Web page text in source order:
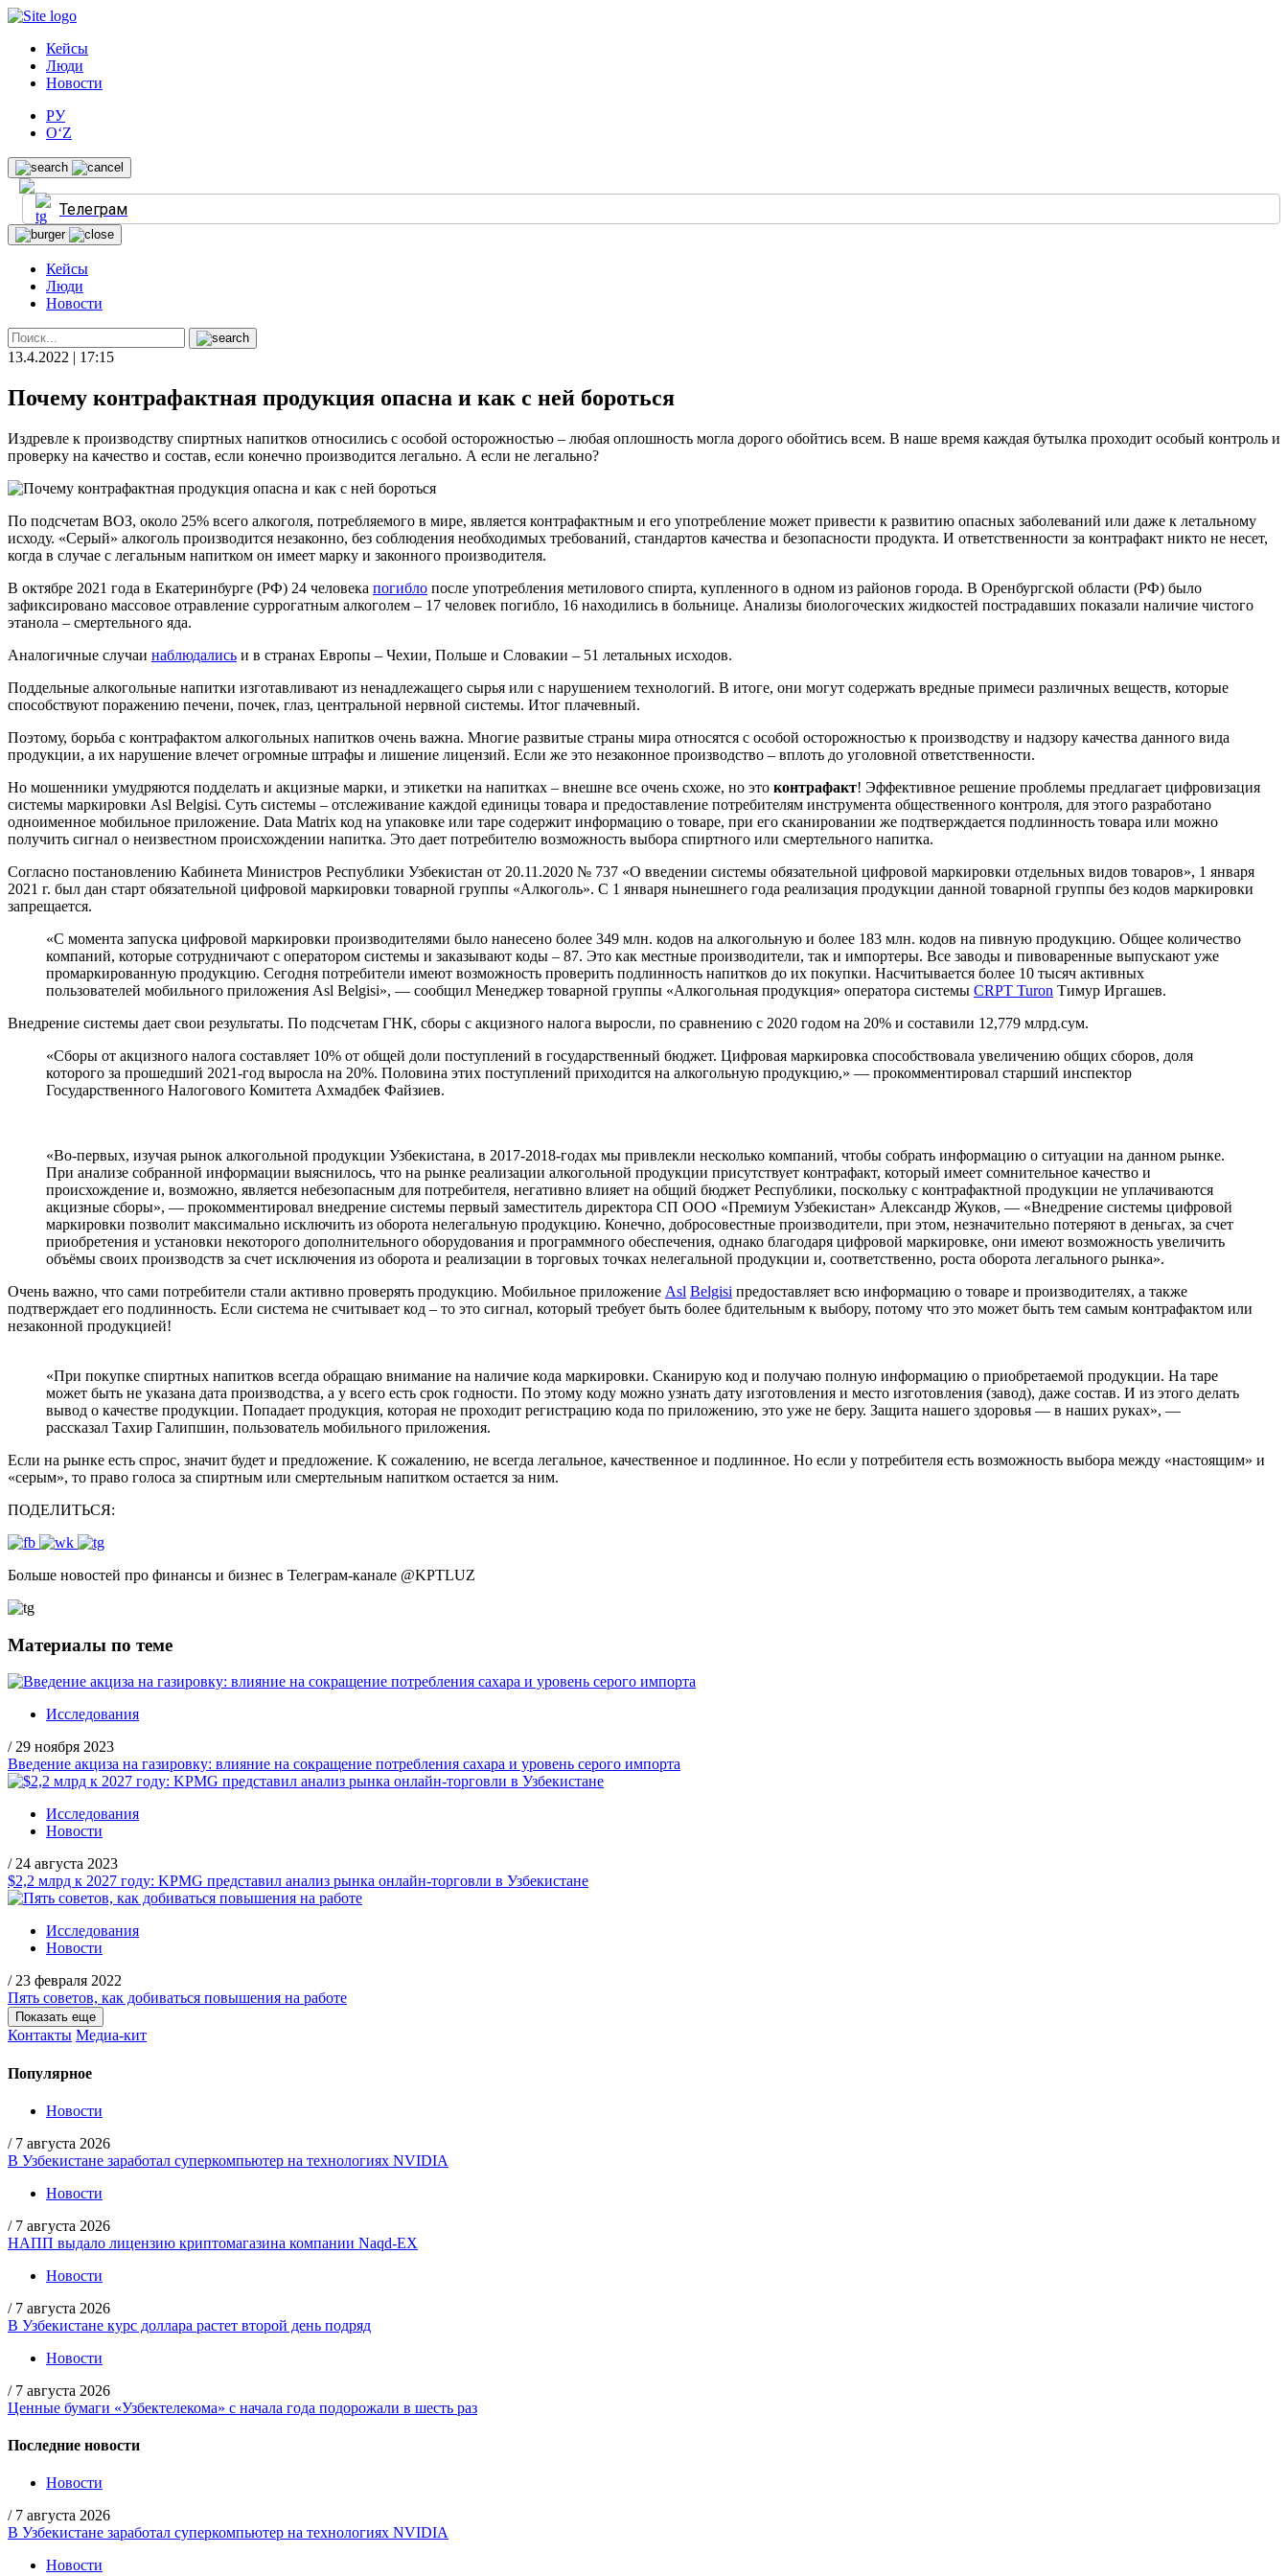
Кейсы
Люди
Новости
РУ
O‘Z
Телеграм
Кейсы
Люди
Новости
13.4.2022 | 17:15
Почему контрафактная продукция опасна и как с ней бороться
Издревле к производству спиртных напитков относились с особой осторожностью – любая оплошность могла дорого обойтись всем. В наше время каждая бутылка проходит особый контроль и
проверку на качество и состав, если конечно производится легально. А если не легально?
По подсчетам ВОЗ, около 25% всего алкоголя, потребляемого в мире, является контрафактным и его употребление может привести к развитию опасных заболеваний или даже к летальному
исходу. «Серый» алкоголь производится незаконно, без соблюдения необходимых требований, стандартов качества и безопасности продукта. И ответственности за контрафакт никто не несет,
когда в случае с легальным напитком он имеет марку и законного производителя.
В октябре 2021 года в Екатеринбурге (РФ) 24 человека погибло после употребления метилового спирта, купленного в одном из районов города. В Оренбургской области (РФ) было
зафиксировано массовое отравление суррогатным алкоголем – 17 человек погибло, 16 находились в больнице. Анализы биологоческих жидкостей пострадавших показали наличие чистого
этанола – смертельного яда.
Аналогичные случаи наблюдались и в странах Европы – Чехии, Польше и Словакии – 51 летальных исходов.
Поддельные алкогольные напитки изготавливают из ненадлежащего сырья или с нарушением технологий. В итоге, они могут содержать вредные примеси различных веществ, которые
способствуют поражению печени, почек, глаз, центральной нервной системы. Итог плачевный.
Поэтому, борьба с контрафактом алкогольных напитков очень важна. Многие развитые страны мира относятся с особой осторожностью к производству и надзору качества данного вида
продукции, а их нарушение влечет огромные штрафы и лишение лицензий. Если же это незаконное производство – вплоть до уголовной ответственности.
Но мошенники умудряются подделать и акцизные марки, и этикетки на напитках – внешне все очень схоже, но это контрафакт! Эффективное решение проблемы предлагает цифровизация
системы маркировки Asl Belgisi. Суть системы – отслеживание каждой единицы товара и предоставление потребителям инструмента общественного контроля, для этого разработано
одноименное мобильное приложение. Data Matrix код на упаковке или таре содержит информацию о товаре, при его сканировании же подтверждается подлинность товара или можно
получить сигнал о неизвестном происхождении напитка. Это дает потребителю возможность выбора спиртного или смертельного напитка.
Согласно постановлению Кабинета Министров Республики Узбекистан от 20.11.2020 № 737 «О введении системы обязательной цифровой маркировки отдельных видов товаров», 1 января
2021 г. был дан старт обязательной цифровой маркировки товарной группы «Алкоголь». С 1 января нынешнего года реализация продукции данной товарной группы без кодов маркировки
запрещается.
«С момента запуска цифровой маркировки производителями было нанесено более 349 млн. кодов на алкогольную и более 183 млн. кодов на пивную продукцию. Общее количество
компаний, которые сотрудничают с оператором системы и заказывают коды – 87. Это как местные производители, так и импортеры. Все заводы и пивоваренные выпускают уже
промаркированную продукцию. Сегодня потребители имеют возможность проверить подлинность напитков до их покупки. Насчитывается более 10 тысяч активных
пользователей мобильного приложения Asl Belgisi», — сообщил Менеджер товарной группы «Алкогольная продукция» оператора системы CRPT Turon Тимур Иргашев.
Внедрение системы дает свои результаты. По подсчетам ГНК, сборы с акцизного налога выросли, по сравнению с 2020 годом на 20% и составили 12,779 млрд.сум.
«Сборы от акцизного налога составляет 10% от общей доли поступлений в государственный бюджет. Цифровая маркировка способствовала увеличению общих сборов, доля
которого за прошедший 2021-год выросла на 20%. Половина этих поступлений приходится на алкогольную продукцию,» — прокомментировал старший инспектор
Государственного Налогового Комитета Ахмадбек Файзиев.
«Во-первых, изучая рынок алкогольной продукции Узбекистана, в 2017-2018-годах мы привлекли несколько компаний, чтобы собрать информацию о ситуации на данном рынке.
При анализе собранной информации выяснилось, что на рынке реализации алкогольной продукции присутствует контрафакт, который имеет сомнительное качество и
происхождение и, возможно, является небезопасным для потребителя, негативно влияет на общий бюджет Республики, поскольку с контрафактной продукции не уплачиваются
акцизные сборы», — прокомментировал внедрение системы первый заместитель директора СП ООО «Премиум Узбекистан» Александр Жуков, — «Внедрение системы цифровой
маркировки позволит максимально исключить из оборота нелегальную продукцию. Конечно, добросовестные производители, при этом, незначительно потеряют в деньгах, за счет
приобретения и установки некоторого дополнительного оборудования и программного обеспечения, однако благодаря цифровой маркировке, они имеют возможность увеличить
объёмы своих производств за счет исключения из оборота и реализации в торговых точках нелегальной продукции и, соответственно, роста оборота легального рынка».
Очень важно, что сами потребители стали активно проверять продукцию. Мобильное приложение Asl Belgisi предоставляет всю информацию о товаре и производителях, а также
подтверждает его подлинность. Если система не считывает код – то это сигнал, который требует быть более бдительным к выбору, потому что это может быть тем самым контрафактом или
незаконной продукцией!
«При покупке спиртных напитков всегда обращаю внимание на наличие кода маркировки. Сканирую код и получаю полную информацию о приобретаемой продукции. На таре
может быть не указана дата производства, а у всего есть срок годности. По этому коду можно узнать дату изготовления и место изготовления (завод), даже состав. И из этого делать
вывод о качестве продукции. Попадает продукция, которая не проходит регистрацию кода по приложению, это уже не беру. Защита нашего здоровья — в наших руках», —
рассказал Тахир Галипшин, пользователь мобильного приложения.
Если на рынке есть спрос, значит будет и предложение. К сожалению, не всегда легальное, качественное и подлинное. Но если у потребителя есть возможность выбора между «настоящим» и
«серым», то право голоса за спиртным или смертельным напитком остается за ним.
ПОДЕЛИТЬСЯ:
Больше новостей про финансы и бизнес в Телеграм-канале @KPTLUZ
Материалы по теме
Исследования
/ 29 ноября 2023
Введение акциза на газировку: влияние на сокращение потребления сахара и уровень серого импорта
Исследования
Новости
/ 24 августа 2023
$2,2 млрд к 2027 году: KPMG представил анализ рынка онлайн-торговли в Узбекистане
Исследования
Новости
/ 23 февраля 2022
Пять советов, как добиваться повышения на работе
Показать еще
Контакты Медиа-кит
Популярное
Новости
/ 7 августа 2026
В Узбекистане заработал суперкомпьютер на технологиях NVIDIA
Новости
/ 7 августа 2026
НАПП выдало лицензию криптомагазина компании Naqd-EX
Новости
/ 7 августа 2026
В Узбекистане курс доллара растет второй день подряд
Новости
/ 7 августа 2026
Ценные бумаги «Узбектелекома» с начала года подорожали в шесть раз
Последние новости
Новости
/ 7 августа 2026
В Узбекистане заработал суперкомпьютер на технологиях NVIDIA
Новости